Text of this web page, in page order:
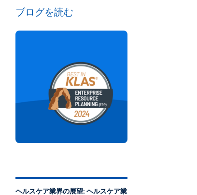
ブログを読む
ヘルスケア業界の展望: ヘルスケア業